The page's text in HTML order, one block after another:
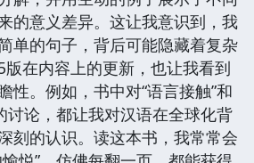
的意义差异。这让我意识到，我
单的句子，背后可能隐藏着复杂
在内容上的更新，也让我看到
性。例如，书中对“语言接触”和
讨论，都让我对汉语在全球化背
刻的认识。读这本书，我常常会